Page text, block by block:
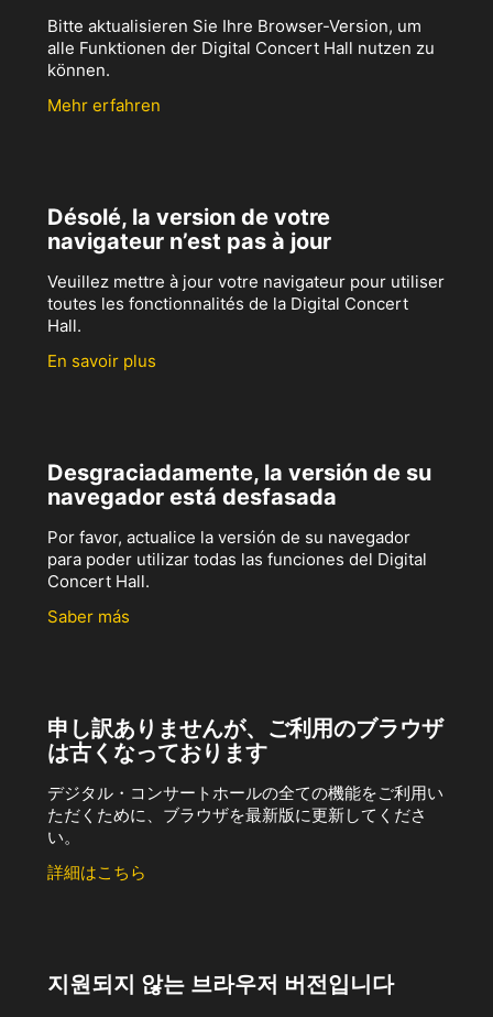
Bitte aktualisieren Sie Ihre Browser-Version, um
alle Funktionen der Digital Concert Hall nutzen zu
können.
Mehr erfahren
Désolé, la version de votre
navigateur n’est pas à jour
Veuillez mettre à jour votre navigateur pour utiliser
toutes les fonctionnalités de la Digital Concert
Hall.
En savoir plus
Desgraciadamente, la versión de su
navegador está desfasada
Por favor, actualice la versión de su navegador
para poder utilizar todas las funciones del Digital
Concert Hall.
Saber más
申し訳ありませんが、ご利用のブラウザ
は古くなっております
デジタル・コンサートホールの全ての機能をご利用い
ただくために、ブラウザを最新版に更新してくださ
い。
詳細はこちら
지원되지 않는 브라우저 버전입니다